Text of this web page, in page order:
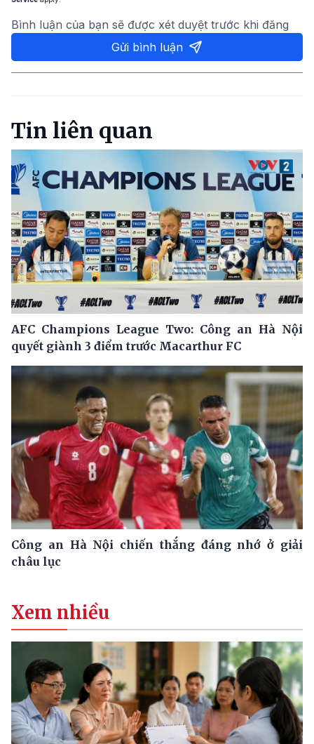
Bình luận của bạn sẽ được xét duyệt trước khi đăng
Gửi bình luận
Tin liên quan
AFC Champions League Two: Công an Hà Nội
quyết giành 3 điểm trước Macarthur FC
Công an Hà Nội chiến thắng đáng nhớ ở giải
châu lục
Xem nhiều